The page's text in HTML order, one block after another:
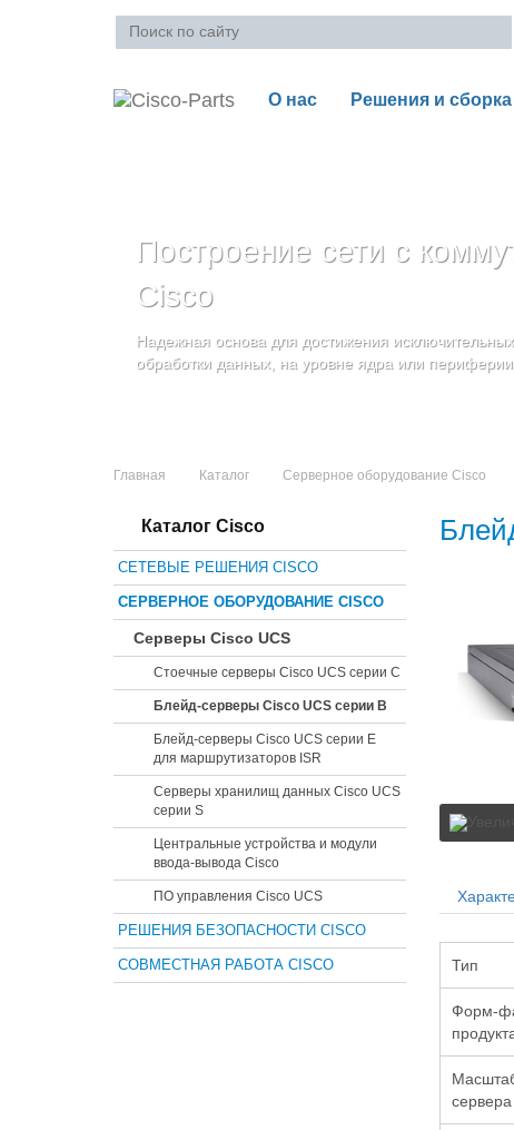
О нас Решения и сборка
Построение сети с
Cisco
Надежная основа для достижения исключительных
обработки данных, на уровне ядра или периферии.
Стоечные серверы Cisco
и повышение адаптивности Вашего бизнеса
Блейд-серверы: UCS
и дополнительные
Увеличьте производительность сервера с
масштабируемой архитектуры
Главная Каталог Серверное оборудование Cisco
Каталог Cisco
СЕТЕВЫЕ РЕШЕНИЯ CISCO
СЕРВЕРНОЕ ОБОРУДОВАНИЕ CISCO
Серверы Cisco UCS
Стоечные серверы Cisco UCS серии C
Блейд-серверы Cisco UCS серии B
Блейд-серверы Cisco UCS серии E
для маршрутизаторов ISR
Серверы хранилищ данных Cisco UCS
серии S
Центральные устройства и модули
ввода-вывода Cisco
ПО управления Cisco UCS
РЕШЕНИЯ БЕЗОПАСНОСТИ CISCO
СОВМЕСТНАЯ РАБОТА CISCO Тип
Форм-
сервера